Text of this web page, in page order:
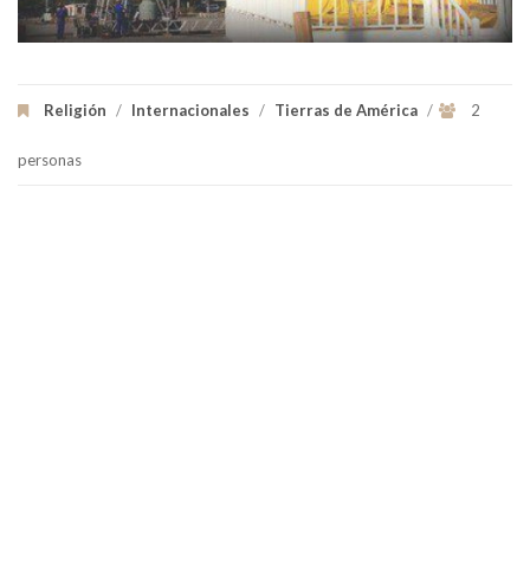
Religión / Internacionales / Tierras de América / 2
personas